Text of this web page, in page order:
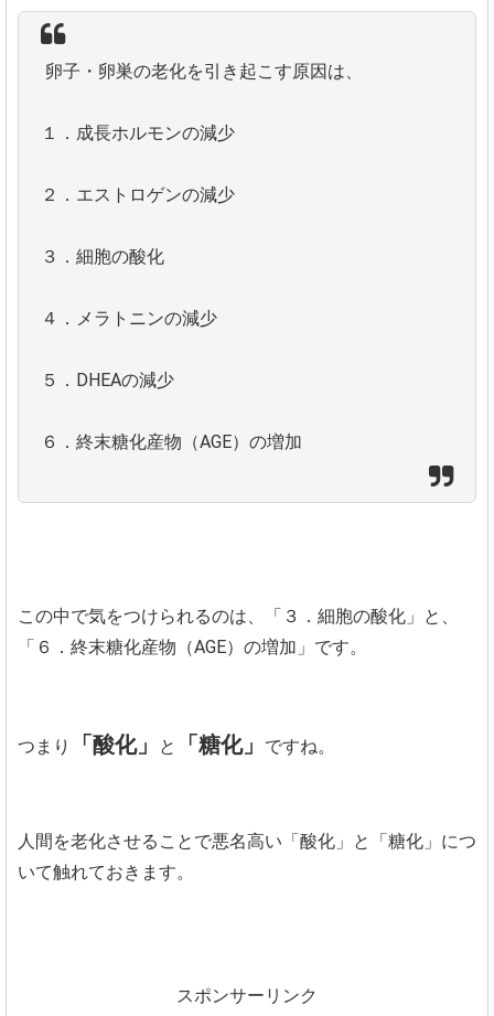
卵子・卵巣の老化を引き起こす原因は、
１．成長ホルモンの減少
２．エストロゲンの減少
３．細胞の酸化
４．メラトニンの減少
５．DHEAの減少
６．終末糖化産物（AGE）の増加
この中で気をつけられるのは、「３．細胞の酸化」と、
「６．終末糖化産物（AGE）の増加」です。
つまり 「酸化」 と 「糖化」 ですね。
人間を老化させることで悪名高い「酸化」と「糖化」につ
いて触れておきます。
スポンサーリンク